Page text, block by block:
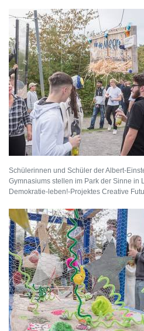
Schülerinnen und Schüler der Albert-
Gymnasiums stellen im Park der Sinne in
Demokratie-leben!-Projektes Creative